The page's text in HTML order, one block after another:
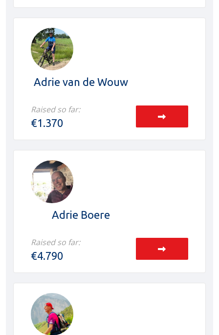
Adrie van de Wouw
Raised so far:
€1.370
Adrie Boere
Raised so far:
€4.790